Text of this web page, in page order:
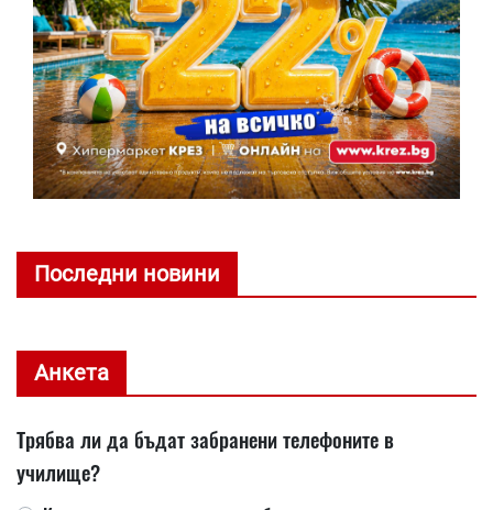
Последни новини
Анкета
Трябва ли да бъдат забранени телефоните в
училище?